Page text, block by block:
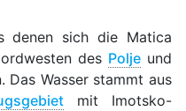
denen sich die Matica
des Polje und
Das Wasser stammt aus
mit Imotsko-